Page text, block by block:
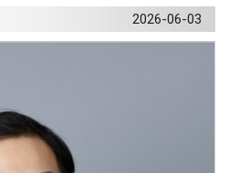
2026-06-03